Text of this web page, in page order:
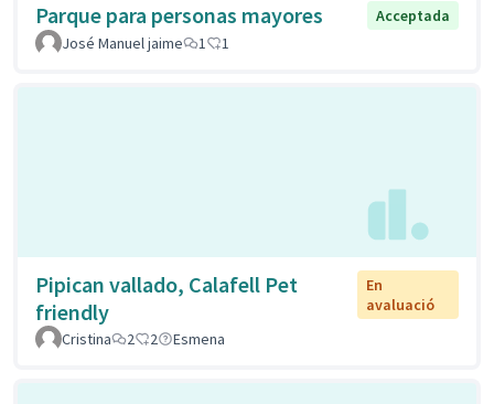
Parque para personas mayores
Acceptada
José Manuel jaime
1 1
Pipican vallado, Calafell Pet
friendly
En
avaluació
Cristina
2 2 Esmena